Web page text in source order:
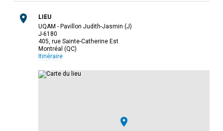
LIEU
UQAM - Pavillon Judith-Jasmin (J)
J-6180
405, rue Sainte-Catherine Est
Montréal (QC)
Itinéraire